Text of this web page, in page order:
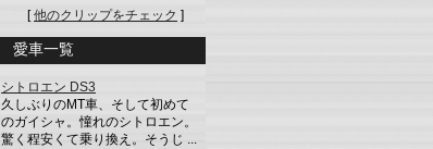
[他のクリップをチェック ]
愛車一覧
シトロエン DS3
久しぶりのMT車、そして初めて
のガイシャ。憧れのシトロエン。
驚く程安くて乗り換え。そうじ ...